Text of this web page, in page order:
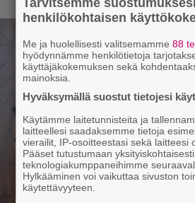
henkilökohtaisen
Me ja huolellisesti valitsemamme88
hyödynnämme henkilötietoja
käyttäjäkokemuksen sekä
mainoksia.
Hyväksymällä suostut tietojesi
Käytämme laitetunnisteita ja
laitteellesi saadaksemme tietoja
vierailit, IP-osoitteestasi sekä laitteesi
Pääset tutustumaan
teknologiakumppaneihimme
Hylkääminen voi vaikuttaa sivuston
käytettävyyteen.